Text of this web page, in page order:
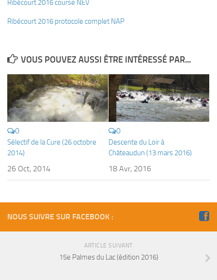
Initiateur
Moniteur Fédéral
Sorties techniques
APNEE
SORTIES
Sorties 2024
Sorties 2021
Sorties 2020
Ribécourt 2016 course NEV
Ribécourt 2016 protocole complet NAP
VOUS POUVEZ AUSSI ÊTRE INTÉRESSÉ PAR...
0
Sélectif de la Cure (26 octobre
2014)
26 Oct, 2014
0
Descente du Loir à
Châteaudun (13 mars 2016)
18 Avr, 2016
NOUS SUIVRE SUR FACEBOOK :
ARTICLE SUIVANT
15e Palmes du Lac (édition 2016)